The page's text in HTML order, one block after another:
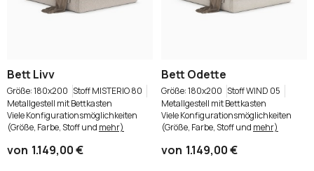
Bett Livv
180x200 Stoff MISTERIO 80
Metallgestell mit Bettkasten
Viele Konfigurationsmöglichkeiten
(Größe, Farbe, Stoff und mehr)
von 1.149,00 €
Bett Odette
180x200 Stoff WIND 05
Metallgestell mit Bettkasten
Viele Konfigurationsmöglichkeiten
(Größe, Farbe, Stoff und mehr)
von 1.149,00 €